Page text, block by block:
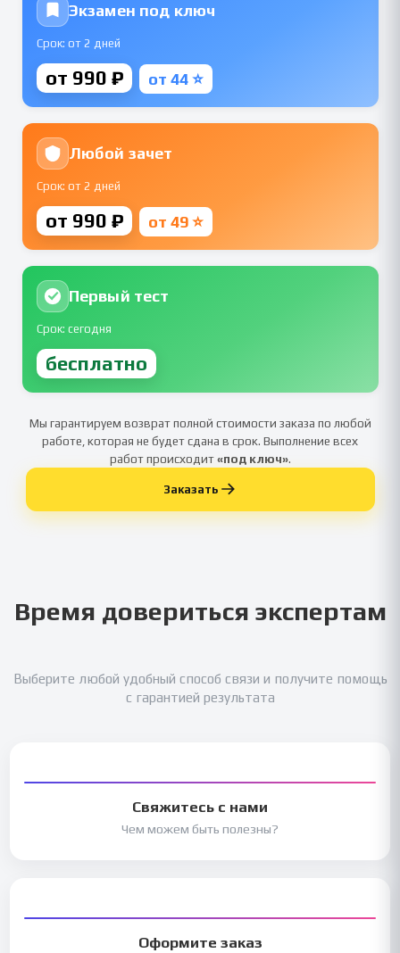
Экзамен под ключ
Срок: от 2 дней
от 990 ₽ от 44 ⭐
Любой зачет
Срок: от 2 дней
от 990 ₽ от 49 ⭐
Первый тест
Срок: сегодня
бесплатно
Мы гарантируем возврат полной стоимости заказа по любой
работе, которая не будет сдана в срок. Выполнение всех
работ происходит«под ключ».
Заказать
Время довериться экспертам
Выберите любой удобный способ связи и получите помощь
с гарантией результата
Свяжитесь с нами
Чем можем быть полезны?
Оформите заказ